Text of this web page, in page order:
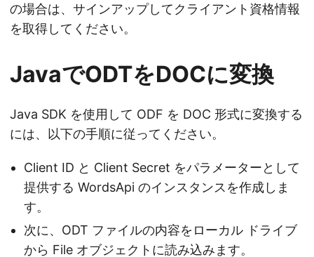
の場合は、サインアップしてクライアント資格情報
を取得してください。
JavaでODTをDOCに変換
Java SDK を使用して ODF を DOC 形式に変換する
には、以下の手順に従ってください。
Client ID と Client Secret をパラメーターとして
提供する WordsApi のインスタンスを作成しま
す。
次に、ODT ファイルの内容をローカル ドライブ
から File オブジェクトに読み込みます。